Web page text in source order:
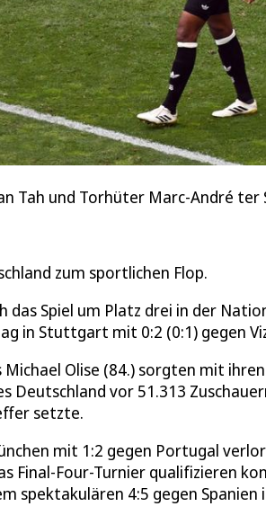
Tah und Torhüter Marc-André
zum sportlichen Flop.
Spiel um Platz drei in der
in Stuttgart mit 0:2 (0:1) gegen
Olise (84.) sorgten mit
Deutschland vor 51.313
setzte.
mit 1:2 gegen Portugal
Final-Four-Turnier qualifizieren
4:5 gegen Spanien